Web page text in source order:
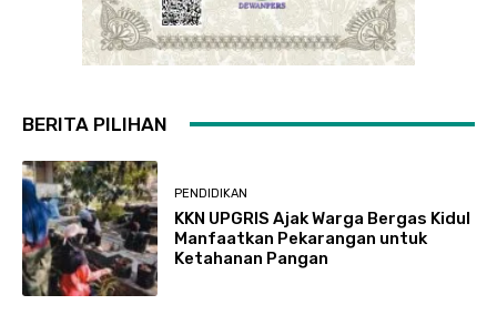
BERITA PILIHAN
PENDIDIKAN
KKN UPGRIS Ajak Warga Bergas Kidul
Manfaatkan Pekarangan untuk
Ketahanan Pangan